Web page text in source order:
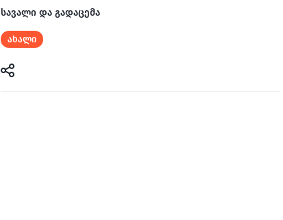
სავალი და გადაცემა
ახალი